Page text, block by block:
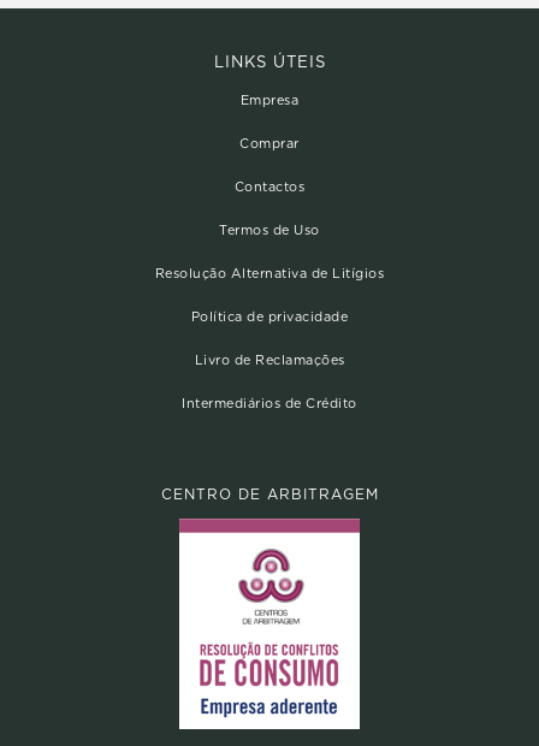
LINKS ÚTEIS
Empresa
Comprar
Contactos
Termos de Uso
Resolução Alternativa de Litígios
Política de privacidade
Livro de Reclamações
Intermediários de Crédito
CENTRO DE ARBITRAGEM